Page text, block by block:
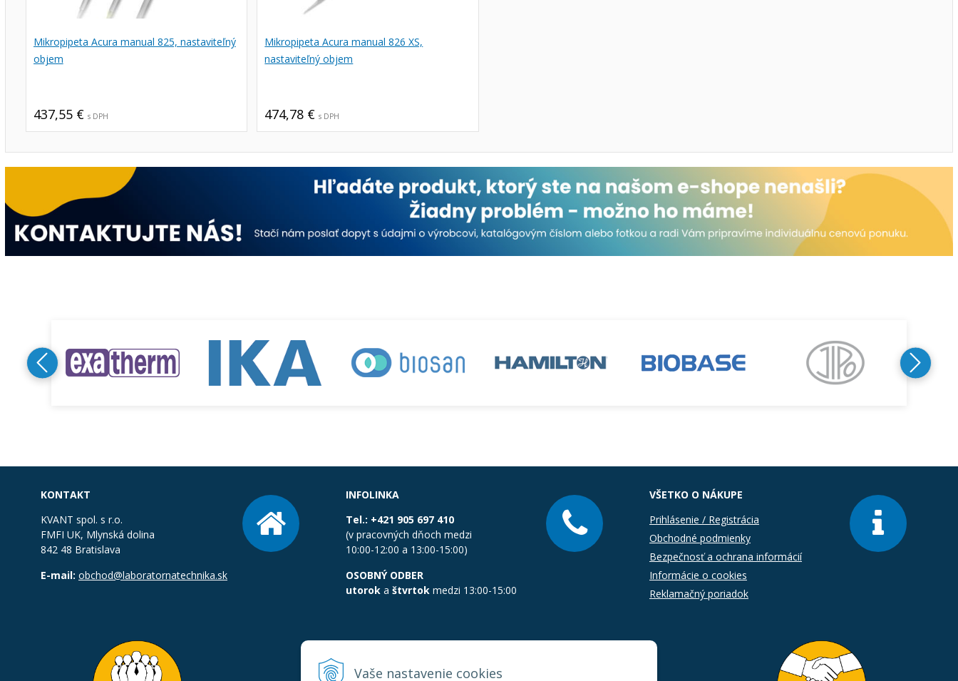
Vaše nastavenie cookies
Mikropipeta Acura manual 825, nastaviteľný
objem
437,55 € s DPH
Mikropipeta Acura manual 826 XS,
nastaviteľný objem
474,78 € s DPH
KONTAKT
KVANT spol. s r.o.
FMFI UK, Mlynská dolina
842 48 Bratislava
E-mail: obchod@laboratornatechnika.sk
INFOLINKA
Tel.: +421 905 697 410
(v pracovných dňoch medzi
10:00-12:00 a 13:00-15:00)
OSOBNÝ ODBER
utorok a štvrtok medzi 13:00-15:00
VŠETKO O NÁKUPE
Prihlásenie / Registrácia
Obchodné podmienky
Bezpečnosť a ochrana informácií
Informácie o cookies
Reklamačný poriadok